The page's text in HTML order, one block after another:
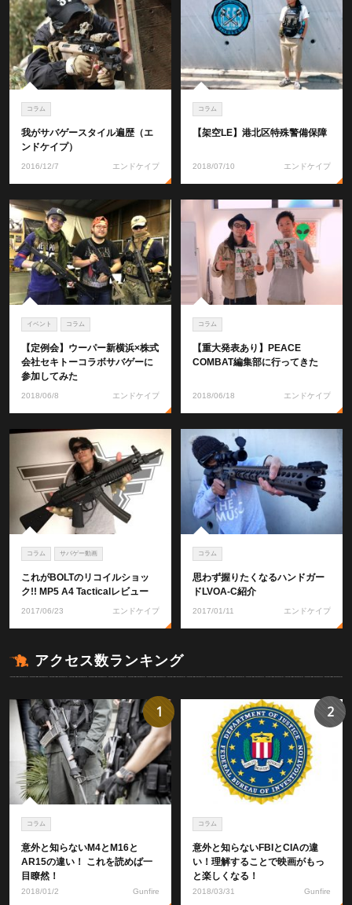
コラム
我がサバゲースタイル遍歴（エ
ンドケイプ）
2016/12/7 エンドケイプ
コラム
【架空LE】港北区特殊警備保障
2018/07/10 エンドケイプ
イベント コラム
【定例会】ウーパー新横浜×株式
会社セキトーコラボサバゲーに
参加してみた
2018/06/8 エンドケイプ
コラム
【重大発表あり】PEACE
COMBAT編集部に行ってきた
2018/06/18 エンドケイプ
コラム サバゲー動画
これがBOLTのリコイルショッ
ク!! MP5 A4 Tacticalレビュー
2017/06/23 エンドケイプ
コラム
思わず握りたくなるハンドガー
ドLVOA-C紹介
2017/01/11 エンドケイプ
アクセス数ランキング
コラム
意外と知らないM4とM16と
AR15の違い！ これを読めば一
目瞭然！
2018/01/2 Gunfire
1
コラム
意外と知らないFBIとCIAの違
い！理解することで映画がもっ
と楽しくなる！
2018/03/31 Gunfire
2